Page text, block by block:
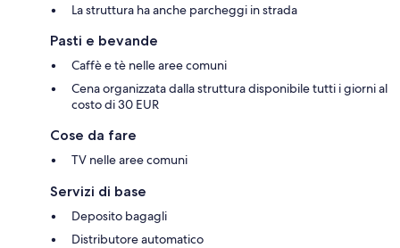
La struttura ha anche parcheggi in strada
Pasti e bevande
Caffè e tè nelle aree comuni
Cena organizzata dalla struttura disponibile tutti i giorni al
costo di 30 EUR
Cose da fare
TV nelle aree comuni
Servizi di base
Deposito bagagli
Distributore automatico